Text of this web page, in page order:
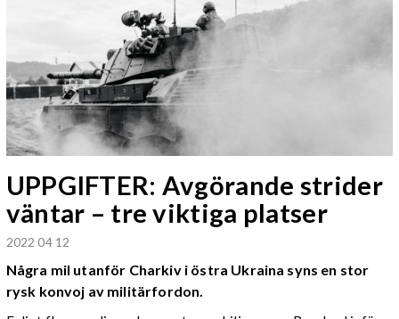
UPPGIFTER: Avgörande strider
väntar – tre viktiga platser
2022 04 12
Några mil utanför Charkiv i östra Ukraina syns en stor
rysk konvoj av militärfordon.